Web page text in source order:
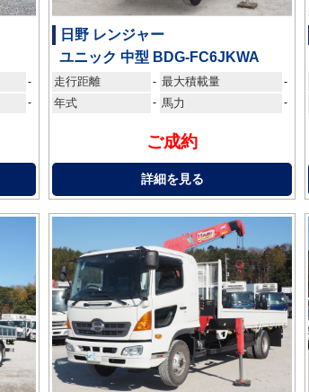
-
-
日野 レンジャー
ユニック 中型 BDG-FC6JKWA
走行距離 - 最大積載量 -
年式 - 馬力 -
ご成約
詳細を見る